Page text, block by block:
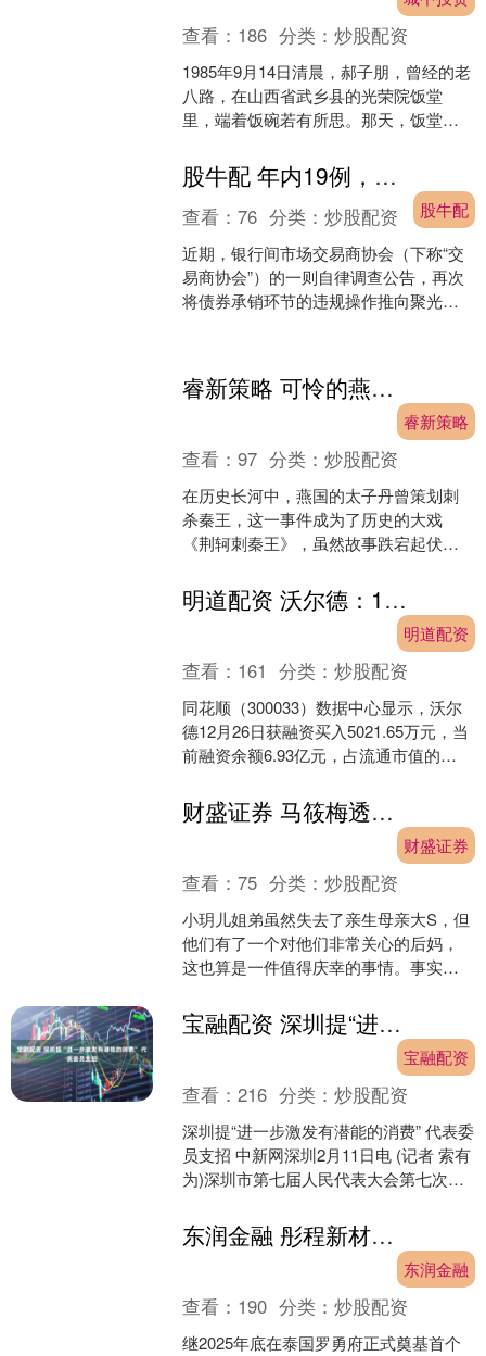
查看： 186 分类：炒股配资
1985年9月14日清晨，郝子朋，曾经的老
八路，在山西省武乡县的光荣院饭堂
里，端着饭碗若有所思。那天，饭堂里
饭，其中有一位看起....
股牛配 年内19例，债券承销为何频被交易商协会“点名”？
股牛配
查看：76 分类：炒股配资
近期，银行间市场交易商协会（下称“交
易商协会”）的一则自律调查公告，再次
将债券承销环节的违规操作推向聚光灯
睿新策略 可怜的燕王，一生被战国四大名将轮番打击，牺牲太子丹也无济于事
睿新策略
查看：97 分类：炒股配资
在历史长河中，燕国的太子丹曾策划刺
杀秦王，这一事件成为了历史的大戏
《荆轲刺秦王》，虽然故事跌宕起伏，
面。燕国因为这个事件遭到了秦....
明道配资 沃尔德：12月26日获融资买入502165万元
明道配资
查看： 161 分类：炒股配资
同花顺（300033）数据中心显示，沃尔
德12月26日获融资买入5021.65万元，当
前融资余额6.93亿元，占流通市值的
财盛证券 马筱梅透露宝宝不像汪小菲，等玥儿姐弟补习完，会带孩子北京上学
财盛证券
查看：75 分类：炒股配资
小玥儿姐弟虽然失去了亲生母亲大S，但
他们有了一个对他们非常关心的后妈，
这也算是一件值得庆幸的事情。事实
盾，她们在孩子的教育和生....宝融配资 深圳提“进一步激发有潜能的消费” 代表委员支招
宝融配资
查看：216 分类：炒股配资
深圳提“进一步激发有潜能的消费” 代表委
员支招 中新网深圳2月11日电 (记者 索有
为)深圳市第七届人民代表大会第七次会
外关注....
东润金融 彤程新材拟赴港上市, 加码全球轮胎产业链
东润金融
查看： 190 分类：炒股配资
继2025年底在泰国罗勇府正式奠基首个